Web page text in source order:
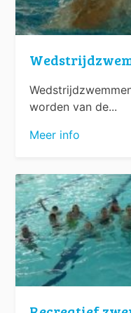
worden van de...
Meer info